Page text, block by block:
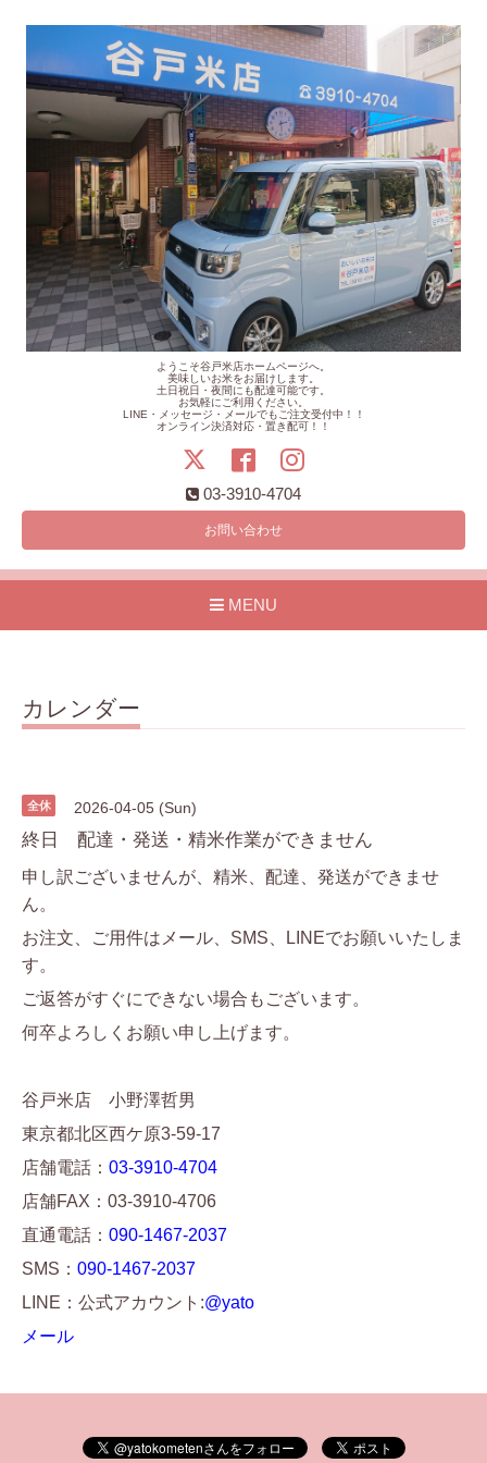
ようこそ谷戸米店ホームページへ。
美味しいお米をお届けします。
土日祝日・夜間にも配達可能です。
お気軽にご利用ください。
LINE・メッセージ・メールでもご注文受付中！！
オンライン決済対応・置き配可！！
03-3910-4704
お問い合わせ
MENU
カレンダー
全休 2026-04-05 (Sun)
終日 配達・発送・精米作業ができません
申し訳ございませんが、精米、配達、発送ができませ
ん。
お注文、ご用件はメール、SMS、LINEでお願いいたしま
す。
ご返答がすぐにできない場合もございます。
何卒よろしくお願い申し上げます。
谷戸米店 小野澤哲男
東京都北区西ケ原3-59-17
店舗電話： 03-3910-4704
店舗FAX：03-3910-4706
直通電話： 090-1467-2037
SMS： 090-1467-2037
LINE：公式アカウント:@yato
メール